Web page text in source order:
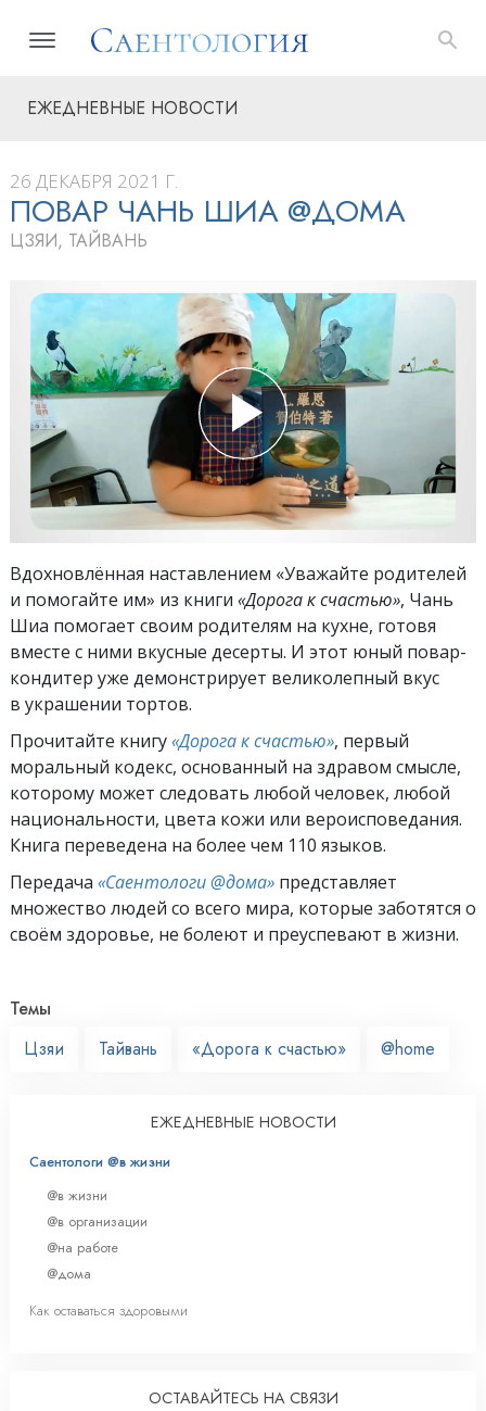
ЕЖЕДНЕВНЫЕ НОВОСТИ
26 ДЕКАБРЯ 2021 Г.
ПОВАР ЧАНЬ ШИА @ДОМА
ЦЗЯИ, ТАЙВАНЬ
Вдохновлённая наставлением «Уважайте родителей
и помогайте им» из книги «Дорога к счастью», Чань
Шиа помогает своим родителям на кухне, готовя
вместе с ними вкусные десерты. И этот юный повар-
кондитер уже демонстрирует великолепный вкус
в украшении тортов.
Прочитайте книгу«Дорога к счастью», первый
моральный кодекс, основанный на здравом смысле,
которому может следовать любой человек, любой
национальности, цвета кожи или вероисповедания.
Книга переведена на более чем 110 языков.
Передача «Саентологи @дома» представляет
множество людей со всего мира, которые заботятся о
своём здоровье, не болеют и преуспевают в жизни.
Темы
Цзяи
Тайвань «Дорога к счастью» @home
ЕЖЕДНЕВНЫЕ НОВОСТИ
Саентологи @в жизни
@в жизни
@в организации
@на работе
@дома
Как оставаться здоровыми
ОСТАВАЙТЕСЬ НА СВЯЗИ